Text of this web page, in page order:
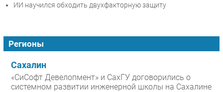
ИИ научился обходить двухфакторную защиту
Регионы
Сахалин
«СиСофт Девелопмент» и СахГУ договорились о
системном развитии инженерной школы на Сахалине